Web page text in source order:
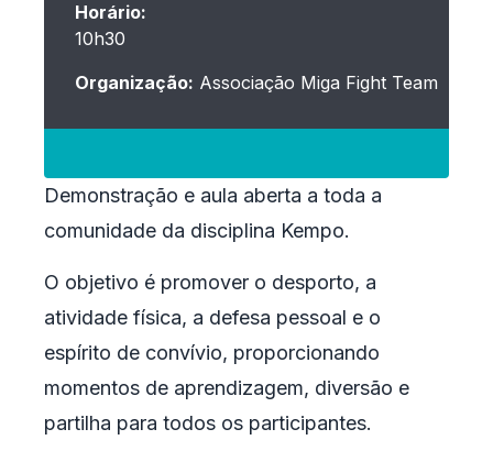
Horário:
10h30
Organização: Associação Miga Fight Team
Demonstração e aula aberta a toda a
comunidade da disciplina Kempo.
O objetivo é promover o desporto, a
atividade física, a defesa pessoal e o
espírito de convívio, proporcionando
momentos de aprendizagem, diversão e
partilha para todos os participantes.